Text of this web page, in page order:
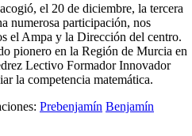
el 20 de diciembre, la tercera
numerosa participación, nos
el Ampa y la Dirección del centro.
pionero en la Región de Murcia en
Lectivo Formador Innovador
la competencia matemática.
Prebenjamín Benjamín